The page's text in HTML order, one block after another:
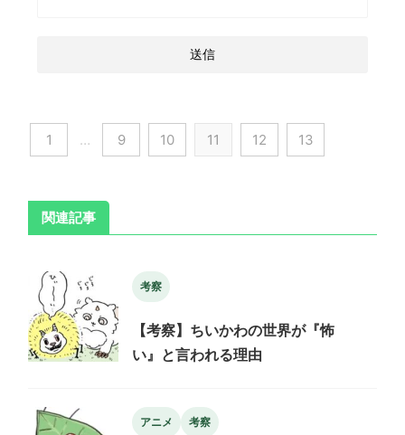
1 … 9 10 11 12 13
関連記事
考察
【考察】ちいかわの世界が『怖
い』と言われる理由
アニメ 考察